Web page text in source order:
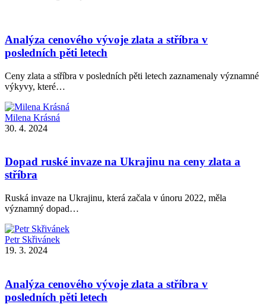
Analýza cenového vývoje zlata a stříbra v
posledních pěti letech
Ceny zlata a stříbra v posledních pěti letech zaznamenaly významné
výkyvy, které…
Milena Krásná
30. 4. 2024
Dopad ruské invaze na Ukrajinu na ceny zlata a
stříbra
Ruská invaze na Ukrajinu, která začala v únoru 2022, měla
významný dopad…
Petr Skřivánek
19. 3. 2024
Analýza cenového vývoje zlata a stříbra v
posledních pěti letech